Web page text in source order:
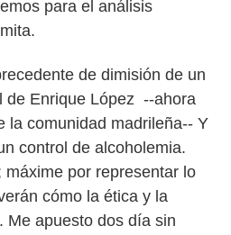
para el análisis
de dimisión de un
de Enrique López --ahora
la comunidad madrileña-- Y
control de alcoholemia.
por representar lo
cómo la ética y la
Me apuesto dos día sin